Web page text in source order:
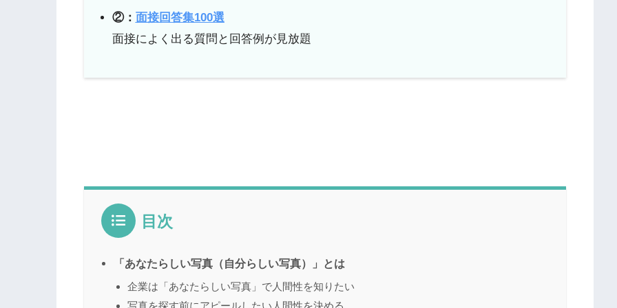
②： 面接回答集100選
面接によく出る質問と回答例が見放題
目次
「あなたらしい写真（自分らしい写真）」とは
企業は「あなたらしい写真」で人間性を知りたい
写真を探す前にアピールしたい人間性を決める